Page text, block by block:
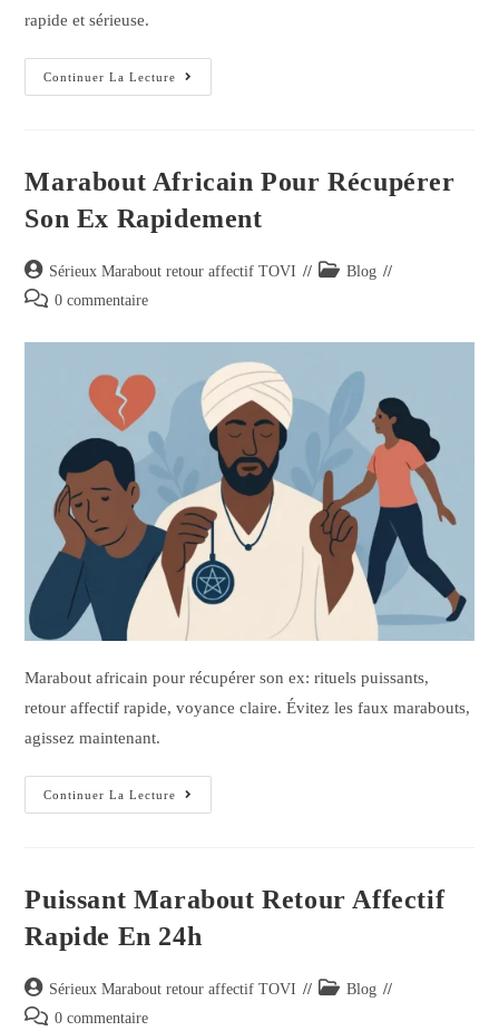
rapide et sérieuse.
Continuer La Lecture
Marabout Africain Pour Récupérer
Son Ex Rapidement
Sérieux Marabout retour affectif TOVI
Blog
0 commentaire
Marabout africain pour récupérer son ex: rituels puissants,
retour affectif rapide, voyance claire. Évitez les faux marabouts,
agissez maintenant.
Continuer La Lecture
Puissant Marabout Retour Affectif
Rapide En 24h
Sérieux Marabout retour affectif TOVI
Blog
0 commentaire